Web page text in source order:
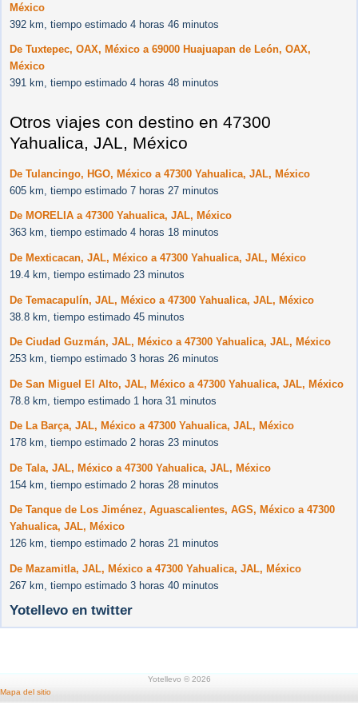
México
392 km, tiempo estimado 4 horas 46 minutos
De Tuxtepec, OAX, México a 69000 Huajuapan de León, OAX,
México
391 km, tiempo estimado 4 horas 48 minutos
Otros viajes con destino en 47300
Yahualica, JAL, México
De Tulancingo, HGO, México a 47300 Yahualica, JAL, México
605 km, tiempo estimado 7 horas 27 minutos
De MORELIA a 47300 Yahualica, JAL, México
363 km, tiempo estimado 4 horas 18 minutos
De Mexticacan, JAL, México a 47300 Yahualica, JAL, México
19.4 km, tiempo estimado 23 minutos
De Temacapulín, JAL, México a 47300 Yahualica, JAL, México
38.8 km, tiempo estimado 45 minutos
De Ciudad Guzmán, JAL, México a 47300 Yahualica, JAL, México
253 km, tiempo estimado 3 horas 26 minutos
De San Miguel El Alto, JAL, México a 47300 Yahualica, JAL, México
78.8 km, tiempo estimado 1 hora 31 minutos
De La Barça, JAL, México a 47300 Yahualica, JAL, México
178 km, tiempo estimado 2 horas 23 minutos
De Tala, JAL, México a 47300 Yahualica, JAL, México
154 km, tiempo estimado 2 horas 28 minutos
De Tanque de Los Jiménez, Aguascalientes, AGS, México a 47300
Yahualica, JAL, México
126 km, tiempo estimado 2 horas 21 minutos
De Mazamitla, JAL, México a 47300 Yahualica, JAL, México
267 km, tiempo estimado 3 horas 40 minutos
Yotellevo en twitter
Yotellevo © 2026
Mapa del sitio